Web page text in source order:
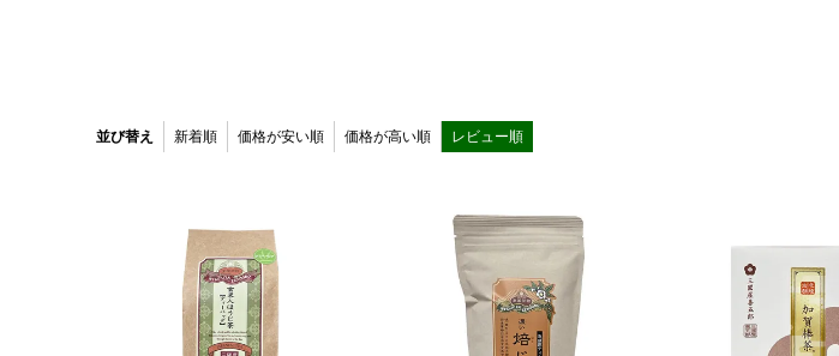
並び替え 新着順 価格が安い順 価格が高い順 レビュー順